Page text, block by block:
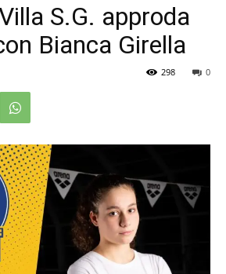
S.G. approda
Bianca Girella
0
298